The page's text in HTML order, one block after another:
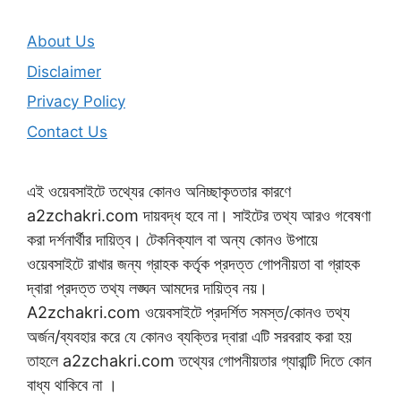
About Us
Disclaimer
Privacy Policy
Contact Us
এই ওয়েবসাইটে তথ্যের কোনও অনিচ্ছাকৃততার কারণে
a2zchakri.com দায়বদ্ধ হবে না। সাইটের তথ্য আরও গবেষণা
করা দর্শনার্থীর দায়িত্ব। টেকনিক্যাল বা অন্য কোনও উপায়ে
ওয়েবসাইটে রাখার জন্য গ্রাহক কর্তৃক প্রদত্ত গোপনীয়তা বা গ্রাহক
দ্বারা প্রদত্ত তথ্য লঙ্ঘন আমদের দায়িত্ব নয়।
A2zchakri.com ওয়েবসাইটে প্রদর্শিত সমস্ত/কোনও তথ্য
অর্জন/ব্যবহার করে যে কোনও ব্যক্তির দ্বারা এটি সরবরাহ করা হয়
তাহলে a2zchakri.com তথ্যের গোপনীয়তার গ্যারান্টি দিতে কোন
বাধ্য থাকিবে না ।